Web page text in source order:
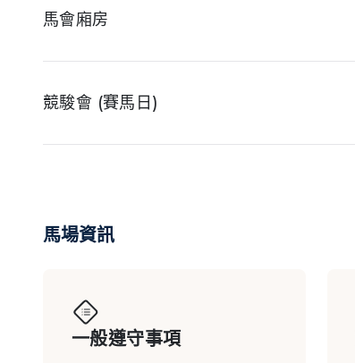
馬會廂房
競駿會 (賽馬日)
會員私用廂房 D713
馬場資訊
一般遵守事項